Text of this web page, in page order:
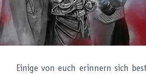
Einige von euch erinnern sich